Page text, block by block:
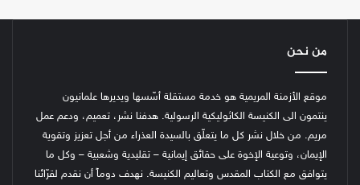
من نحن
موقع الأزمنة المريمية هو خدمة مستقلة أسّسها ويديرها علمانيون
ينتمون الى الكنيسة الكاثوليكية الرسولية. هدفنا نشر، تعميم، ودعم عمل
مريم. من خلال نشر كل ما يتعلّق بالسيدة العذراء من أجل تعزيز وتقوية
الإيمان، وتوعية الإخوة على حقائق إيمانية – تقليدية وشعبية – وكل ما
يتوافق مع الكتاب المقدس وتعاليم الكنيسة. نهدف دوماً أن نقدم لقرّائنا